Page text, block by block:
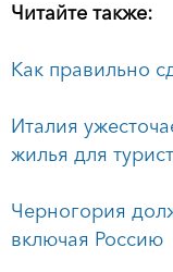
Читайте также:
Как правильно
Италия
жилья для
Черногория
включая Россию